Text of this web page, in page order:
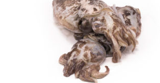
Choco